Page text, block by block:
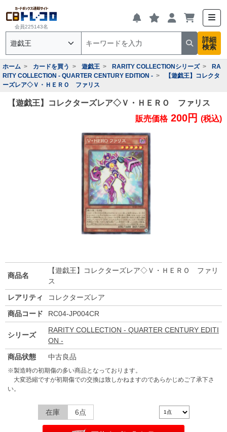
会員225143名
詳細
検索
ホーム カードを買う 遊戯王 RARITY COLLECTIONシリーズ
RA
RITY COLLECTION - QUARTER CENTURY EDITION -
【遊戯王】コレクタ
ーズレア◇Ｖ・ＨＥＲＯ ファリス
【遊戯王】コレクターズレア◇Ｖ・ＨＥＲＯ ファリス
販売価格 200円 (税込)
商品名
【遊戯王】コレクターズレア◇Ｖ・ＨＥＲＯ ファリ
ス
レアリティ
コレクターズレア
商品コード
RC04-JP004CR
シリーズ
RARITY COLLECTION - QUARTER CENTURY EDITI
ON -
商品状態
中古良品
※製造時の初期傷の多い商品となっております。
大変恐縮ですが初期傷での交換は致しかねますのであらかじめご了承下さ
い。
在庫 6点